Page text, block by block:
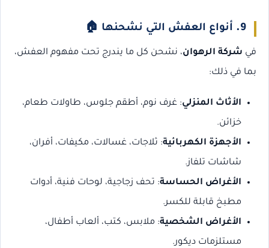
9. أنواع العفش التي نشحنها 🏠
في شركة الرهوان، نشحن كل ما يندرج تحت مفهوم العفش،
بما في ذلك:
الأثاث المنزلي: غرف نوم، أطقم جلوس، طاولات طعام،
خزائن.
الأجهزة الكهربائية: ثلاجات، غسالات، مكيفات، أفران،
شاشات تلفاز.
الأغراض الحساسة: تحف زجاجية، لوحات فنية، أدوات
مطبخ قابلة للكسر.
الأغراض الشخصية: ملابس، كتب، ألعاب أطفال،
مستلزمات ديكور.